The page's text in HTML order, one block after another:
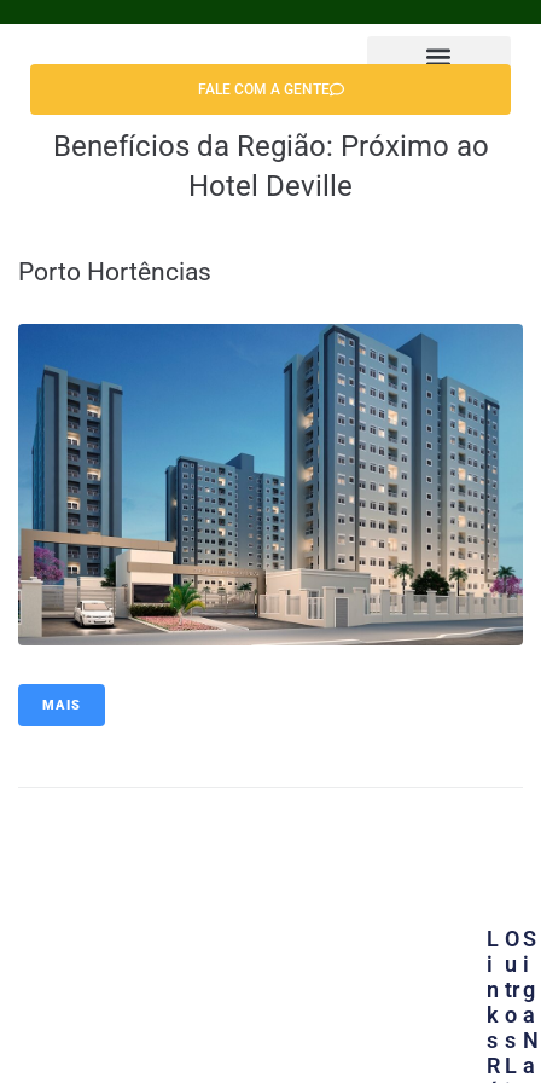
FALE COM A GENTE
Benefícios da Região: Próximo ao
Hotel Deville
Porto Hortências
MAIS
O
U
Tr
O
S
L
L
I
N
K
S
R
S
I
G
A
N
A